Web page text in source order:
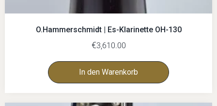
O.Hammerschmidt | Es-Klarinette OH-130
€3,610.00
In den Warenkorb